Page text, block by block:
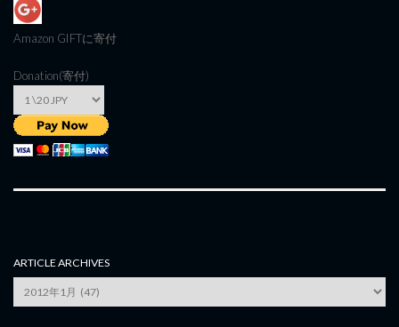
Amazon GIFTに寄付
Donation(寄付)
ARTICLE ARCHIVES
Archives